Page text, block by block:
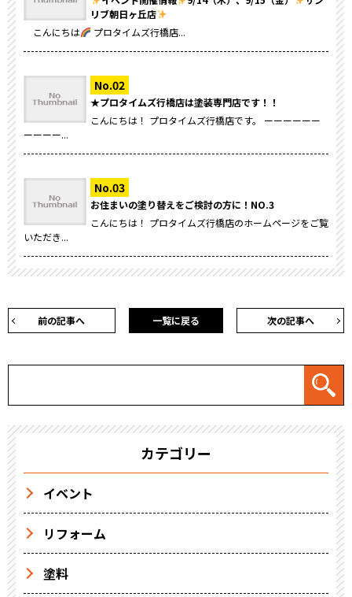
リブ朝日ヶ丘店
こんにちは
プロタイムズ行橋店...
★プロタイムズ行橋店は塗装専門店です！！
こんにちは！ プロタイムズ行橋店です。 ーーーーーー
ーーーー...
お住まいの塗り替えをご検討の方に！NO.3
こんにちは！ プロタイムズ行橋店のホームページをご覧
いただき...
前の記事へ 次の記事へ
一覧に戻る
カテゴリー
イベント
リフォーム
塗料